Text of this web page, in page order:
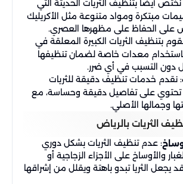
نختص أيضًا بتنظيف الثريات الحديثة التي
مبتكرة ومواد متنوعة مثل الأكريليك
على الحفاظ على مظهرها العصري.
بتنظيف الثريات الكبيرة المعلقة في
باستخدام معدات خاصة لضمان تنظيفها
دون التسبب في أي ضرر.
: نقدم خدمات تنظيف دقيقة للثريات
تحتوي على تفاصيل دقيقة وحساسة، مع
وجمالها الأصلي.
الثريات بالرياض
: عدم تنظيف الثريات بشكل دوري
والأوساخ على الأجزاء الزجاجية أو
قد يجعل الثريا تبدو باهتة ويقلل من إشراقها